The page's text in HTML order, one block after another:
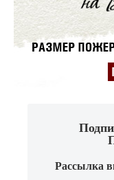
Рассылка